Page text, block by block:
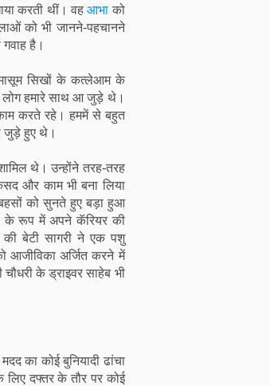
करती थीं। वहआभा को
को भी जानने-पहचानने
है।
मासूम सिखों के कत्लेआम के
लोग हमारे साथ आ जुड़े थे।
करते रहे। हममें से बहुत
जुड़े हुए थे।
थे। उन्होंने तरह-तरह
और काम भी बना लिया
बहसों को सुनते हुए बड़ा हुआ
के रूप में अपने कॅरियर की
की बेटी सागरी ने एक पशु
आजीविका अर्जित करने में
के ड्राइवर साहेब भी
का कोई बुनियादी ढांचा
दफ्तर के तौर पर कोई